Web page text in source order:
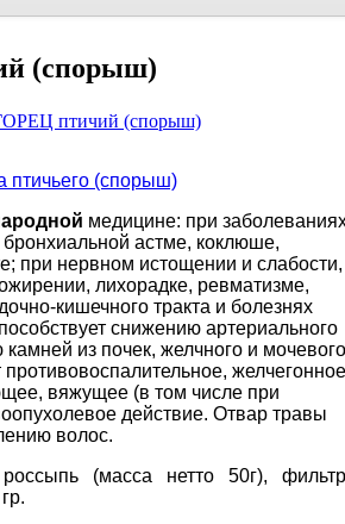
(спорыш)
птичьего (спорыш)
медицине: при
астме, коклюше,
при нервном истощении и слабости,
лихорадке, ревматизме,
кишечного тракта и болезнях
снижению артериального
из почек, желчного и мочевого
вяжущее (в том числе при
действие. Отвар травы
волос.
россыпь (масса нетто 50г),